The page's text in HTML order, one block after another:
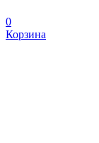
0
Корзина